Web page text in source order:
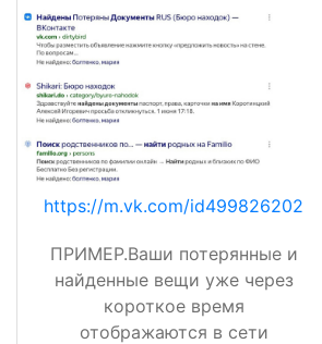
https://m.vk.com/id499826202
ПРИМЕР.Ваши потерянные и
найденные вещи уже через
короткое время
отображаются в сети